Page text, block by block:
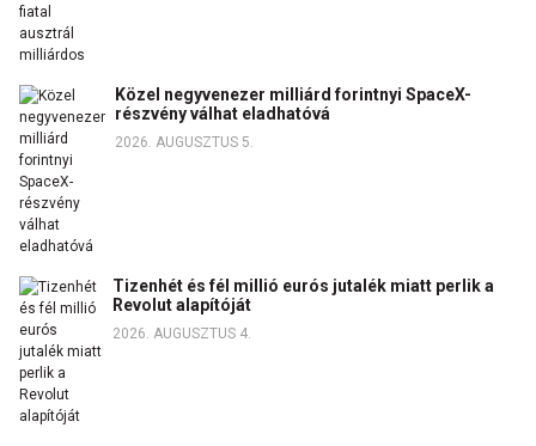
Közel negyvenezer milliárd forintnyi SpaceX-
részvény válhat eladhatóvá
2026. AUGUSZTUS 5.
Tizenhét és fél millió eurós jutalék miatt perlik a
Revolut alapítóját
2026. AUGUSZTUS 4.